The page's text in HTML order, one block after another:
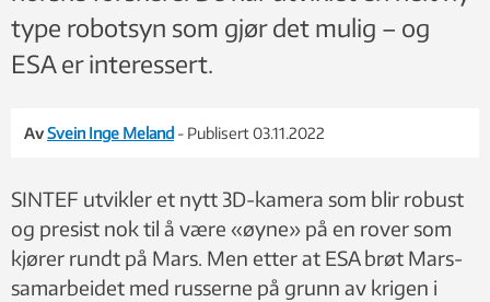
type robotsyn som gjør det mulig – og
ESA er interessert.
AvSvein Inge Meland - Publisert 03.11.2022
SINTEF utvikler et nytt 3D-kamera som blir robust
og presist nok til å være «øyne» på en rover som
kjører rundt på Mars. Men etter at ESA brøt Mars-
samarbeidet med russerne på grunn av krigen i